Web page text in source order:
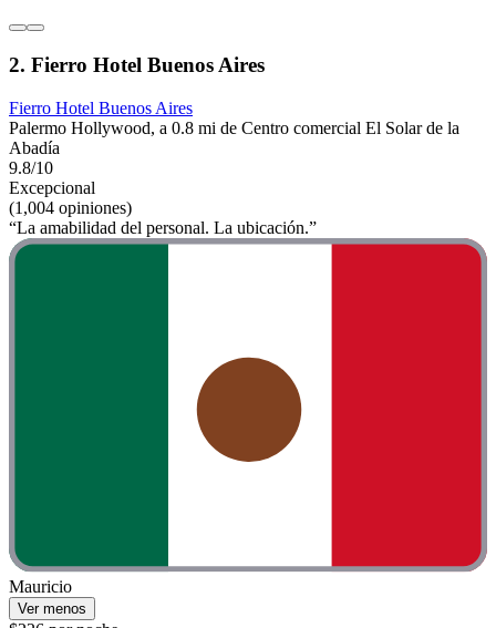
2. Fierro Hotel Buenos Aires
Fierro Hotel Buenos Aires
Palermo Hollywood, a 0.8 mi de Centro comercial El Solar de la
Abadía
9.8/10
Excepcional
(1,004 opiniones)
“La amabilidad del personal. La ubicación.”
Mauricio
Ver menos